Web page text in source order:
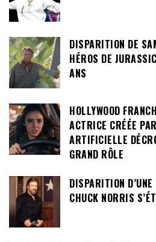
DISPARITION DE
HÉROS DE
ANS
HOLLYWOOD
ACTRICE CRÉÉE
ARTIFICIELLE
GRAND RÔLE
DISPARITION
CHUCK NORRIS